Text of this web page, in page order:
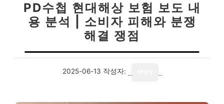
PD수첩 현대해상 보험 보도 내
용 분석 | 소비자 피해와 분쟁
해결 쟁점
2025-06-13 작성자: